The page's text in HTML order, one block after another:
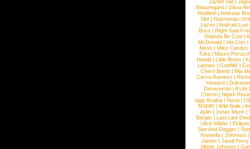
Ziynet Sali|
Beauregard| Olivia
Redfield | Andreas
Slot | Rasheeda |
Lazee | Android Lust
Boys | Right Said
Yolanda Be Cool|
McDonald| Ida Corr|
Mess | Mike Candys
Toka | Mauro
Hewitt| Little Boots |
Lashes | Graffiti6|
Cherri Bomb | Mia
Cierra Ramirez |
Howard|
Devecerski| A Life
Chevin| Ntjam Rosie
Iggy Azalea | Nena |
MSMR| Wild Belle|
Aplin | Jonas Myrin |
Berger| Last Like
| Ace Wilder| Eklipse
Star And Dagger |
Krewella | Johnossi |
James | Jarell Perry
Jillette Johnson |